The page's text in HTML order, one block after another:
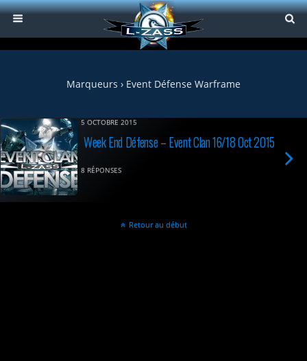
Marqueurs › Event Défense Warframe
5 OCTOBRE 2015
Week End Défense – Event Clan 16/18 Oct 2015
8 RÉPONSES
Retour au début